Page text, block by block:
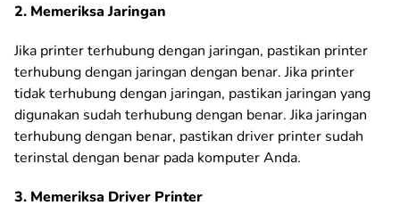
2. Memeriksa Jaringan
Jika printer terhubung dengan jaringan, pastikan printer
terhubung dengan jaringan dengan benar. Jika printer
tidak terhubung dengan jaringan, pastikan jaringan yang
digunakan sudah terhubung dengan benar. Jika jaringan
terhubung dengan benar, pastikan driver printer sudah
terinstal dengan benar pada komputer Anda.
3. Memeriksa Driver Printer